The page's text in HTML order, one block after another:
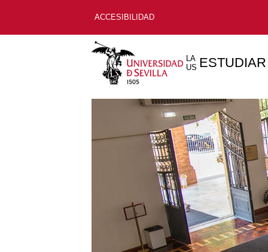
ACCESIBILIDAD
LA
US ESTUDIAR